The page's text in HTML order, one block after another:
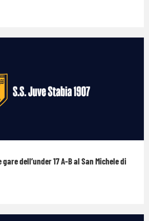
dell’under 17 A-B al San Michele di